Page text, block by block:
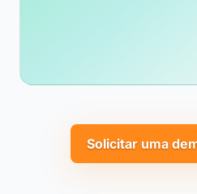
Solicitar uma